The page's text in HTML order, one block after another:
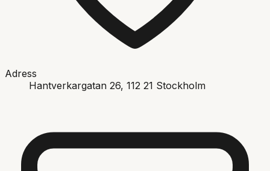
Adress
Hantverkargatan 26, 112 21 Stockholm